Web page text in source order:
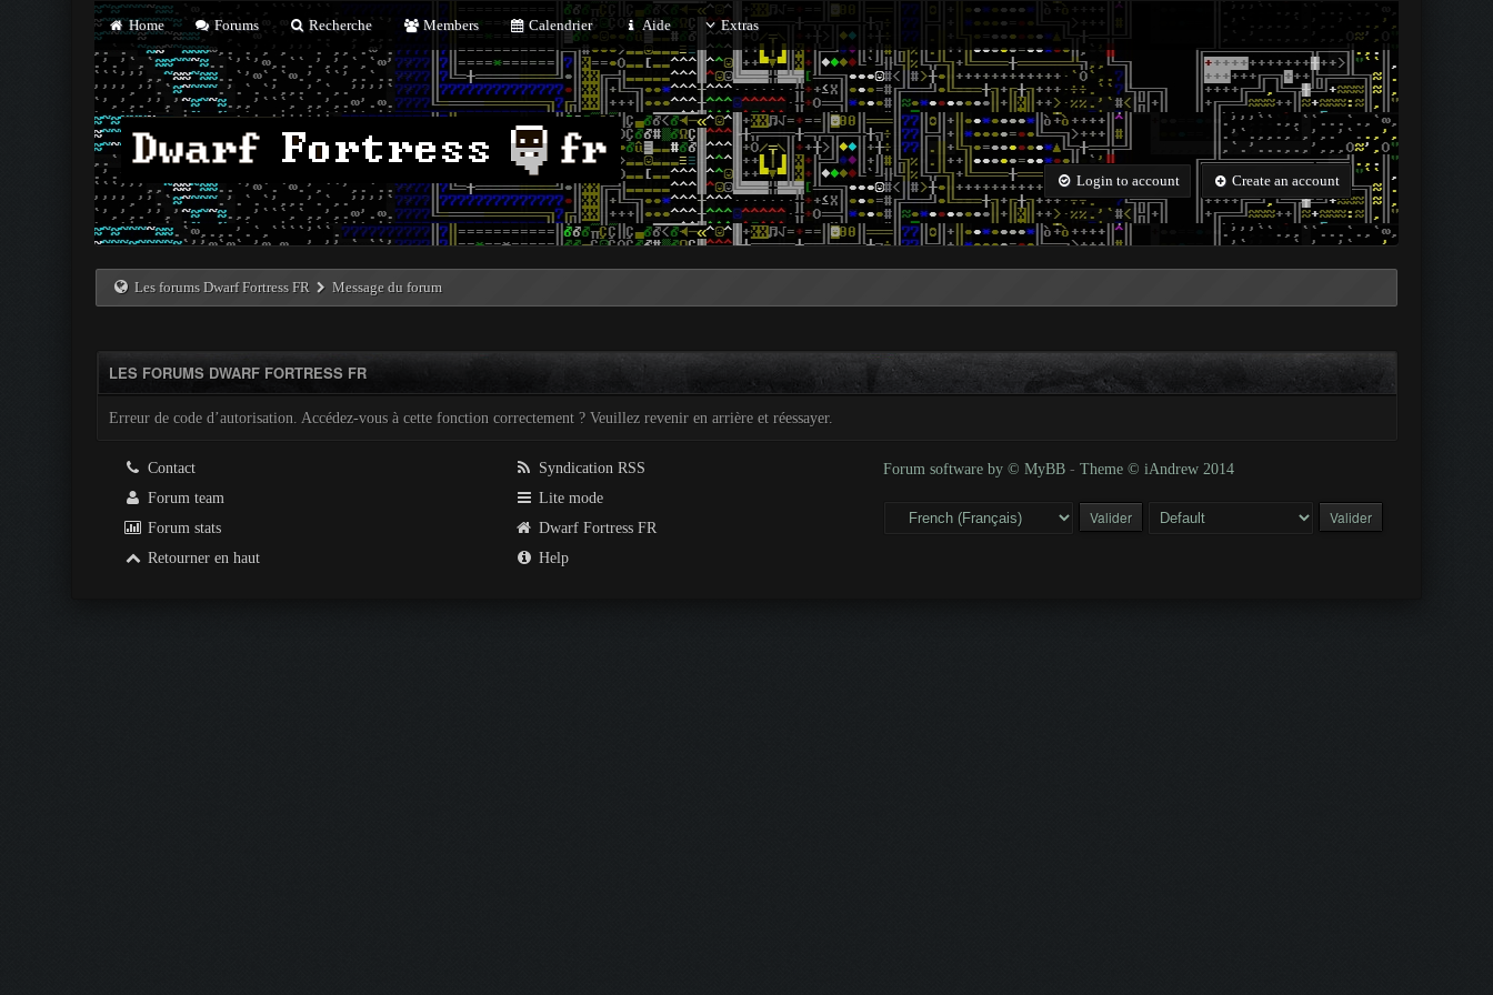
Home Forums Recherche Members Calendrier Aide Extras
Login to account Create an account
Les forums Dwarf Fortress FR Message du forum
LES FORUMS DWARF FORTRESS FR
Erreur de code d’autorisation. Accédez-vous à cette fonction correctement ? Veuillez revenir en arrière et réessayer.
Contact
Forum team
Forum stats
Retourner en haut
Syndication RSS
Lite mode
Dwarf Fortress FR
Help
Forum software by © MyBB - Theme © iAndrew 2014